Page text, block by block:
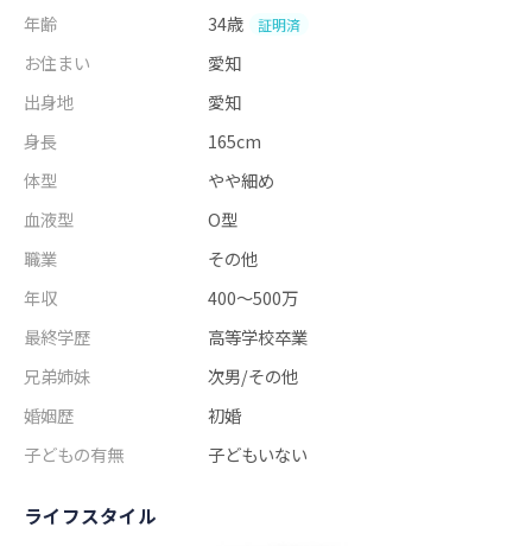
年齢
34歳 証明済
お住まい
愛知
出身地
愛知
身長
165cm
体型
やや細め
血液型
O型
職業
その他
年収
400～500万
最終学歴
高等学校卒業
兄弟姉妹
次男/その他
婚姻歴
初婚
子どもの有無
子どもいない
ライフスタイル